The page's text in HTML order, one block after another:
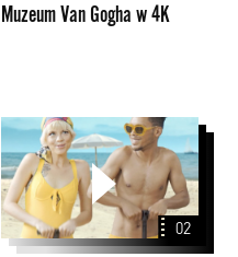
Muzeum Van Gogha w 4K
Instagram
Stories
PYD
2020
02